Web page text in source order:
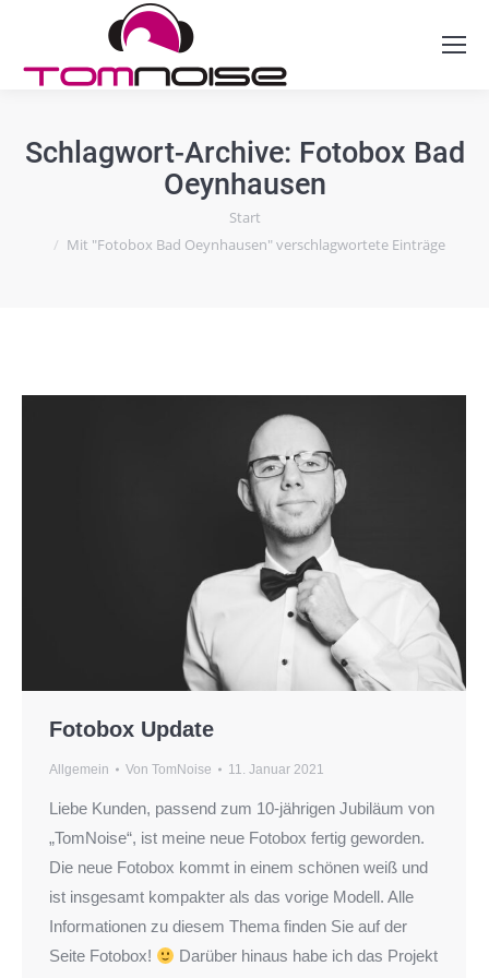
Schlagwort-Archive: Fotobox Bad
Oeynhausen
Start
Mit "Fotobox Bad Oeynhausen" verschlagwortete Einträge
Fotobox Update
Allgemein Von TomNoise 11. Januar 2021
Liebe Kunden, passend zum 10-jährigen Jubiläum von
„TomNoise“, ist meine neue Fotobox fertig geworden.
Die neue Fotobox kommt in einem schönen weiß und
ist insgesamt kompakter als das vorige Modell. Alle
Informationen zu diesem Thema finden Sie auf der
Seite Fotobox!
Darüber hinaus habe ich das Projekt